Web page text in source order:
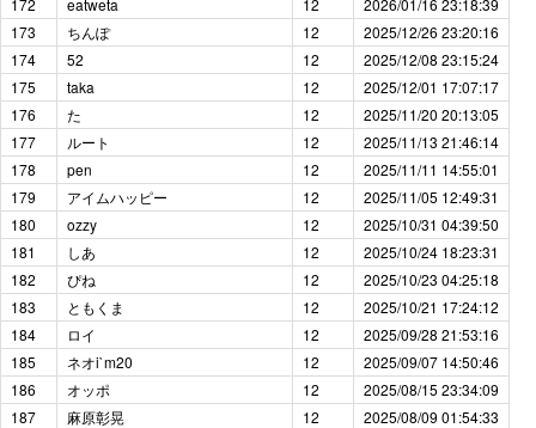
172
eatweta 12
2026/01/16 23:18:39
173
ちんぽ 12
2025/12/26 23:20:16
174
52 12
2025/12/08 23:15:24
175
taka 12
2025/12/01 17:07:17
176
た 12
2025/11/20 20:13:05
177
ルート 12
2025/11/13 21:46:14
178
pen 12
2025/11/11 14:55:01
179
アイムハッピー 12
2025/11/05 12:49:31
180
ozzy 12
2025/10/31 04:39:50
181
しあ 12
2025/10/24 18:23:31
182
ぴね 12
2025/10/23 04:25:18
183
ともくま 12
2025/10/21 17:24:12
184
ロイ 12
2025/09/28 21:53:16
185
ネオi`m20 12
2025/09/07 14:50:46
186
オッポ 12
2025/08/15 23:34:09
187
麻原彰晃 12
2025/08/09 01:54:33